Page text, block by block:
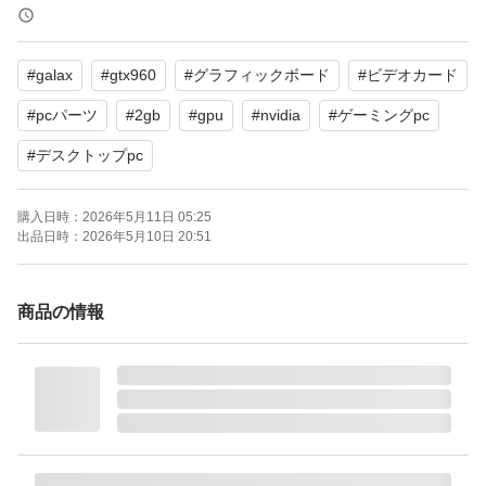
本体のみで付属品はありません。
使用に伴う傷・汚れなど、経年劣化が見受けられる品とな
りますので、神経質な方の入札はご遠慮ください。
考えられることを予めご了承願います。
切お受けできません。
玄人志向 ビデオカード Geforce GTX960搭載 オーバーク
ロック&ショート基板モデル GF-GTX960-E2GB/OC2/SH
ORT
#galax #gtx960 #グラフィックボード #ビデオカード
#pcパーツ #2gb #gpu #nvidia #ゲーミングpc
#デスクトップpc
購入日時： 2026年5月11日 05:25
出品日時： 2026年5月10日 20:51
商品の情報